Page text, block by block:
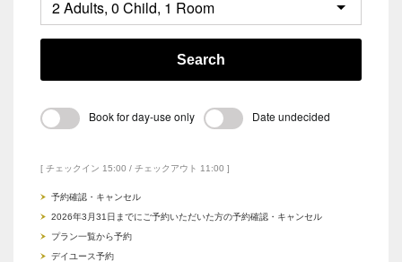
Search
Book for day-use only Date undecided
[ チェックイン 15:00 / チェックアウト 11:00 ]
予約確認・キャンセル
2026年3月31日までにご予約いただいた方の予約確認・キャンセル
プラン一覧から予約
デイユース予約